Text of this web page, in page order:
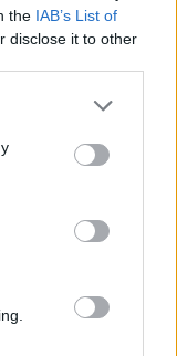
the IAB’s List of
disclose it to other
or more Google
You may click to
party tags to
in below Google
A lenézés helyét
ő a sógornőm… és
mennyit érsz,
tanulj ebből.